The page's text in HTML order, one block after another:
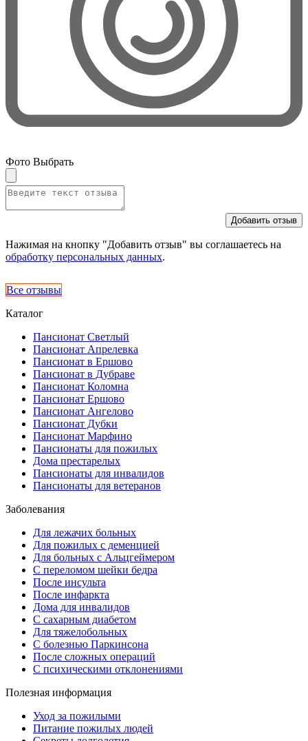
Фото Выбрать
Добавить отзыв
Нажимая на кнопку "Добавить отзыв" вы соглашаетесь на
обработку персональных данных.
Все отзывы
Каталог
Пансионат Светлый
Пансионат Апрелевка
Пансионат в Ершово
Пансионат в Дубраве
Пансионат Коломна
Пансионат Ершово
Пансионат Ангелово
Пансионат Дубки
Пансионат Марфино
Пансионаты для пожилых
Дома престарелых
Пансионаты для инвалидов
Пансионаты для ветеранов
Заболевания
Для лежачих больных
Для пожилых с деменцией
Для больных с Альцгеймером
С переломом шейки бедра
После инсульта
После инфаркта
Дома для инвалидов
С сахарным диабетом
Для тяжелобольных
С болезнью Паркинсона
После сложных операций
С психическими отклонениями
Полезная информация
Уход за пожилыми
Питание пожилых людей